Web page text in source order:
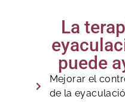
La
puede
Mejorar el
de la